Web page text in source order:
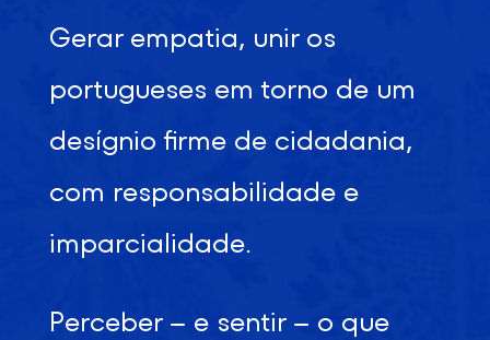
Gerar empatia, unir os
portugueses em torno de um
desígnio firme de cidadania,
com responsabilidade e
imparcialidade.
Perceber – e sentir – o que